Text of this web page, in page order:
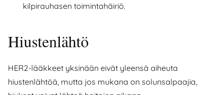
kilpirauhasen toimintahäiriö.
Hiustenlähtö
HER2-lääkkeet yksinään eivät yleensä aiheuta
hiustenlähtöä, mutta jos mukana on solunsalpaajia,